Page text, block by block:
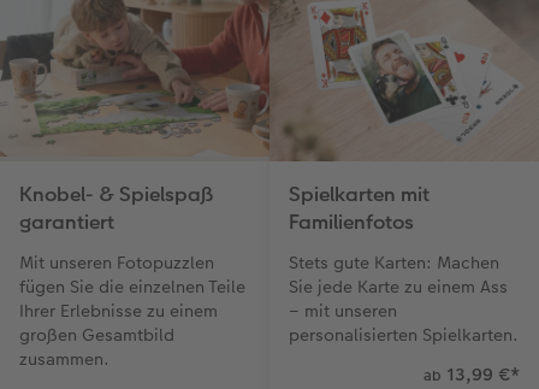
Knobel- & Spielspaß
garantiert
Mit unseren Fotopuzzlen
fügen Sie die einzelnen Teile
Ihrer Erlebnisse zu einem
großen Gesamtbild
zusammen.
Spielkarten mit
Familienfotos
Stets gute Karten: Machen
Sie jede Karte zu einem Ass
– mit unseren
personalisierten Spielkarten.
ab 13,99 €*